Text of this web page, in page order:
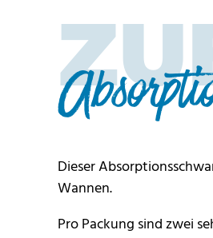
Dieser
Wannen.
Pro Packung sind zwei